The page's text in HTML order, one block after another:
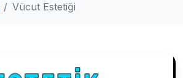
Vücut Estetiği